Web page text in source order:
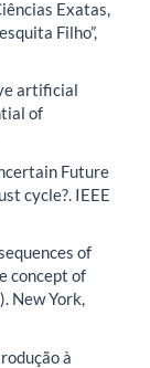
Exatas,
Filho”,
artificial
of
Future
cycle?. IEEE
of
concept of
New York,
à